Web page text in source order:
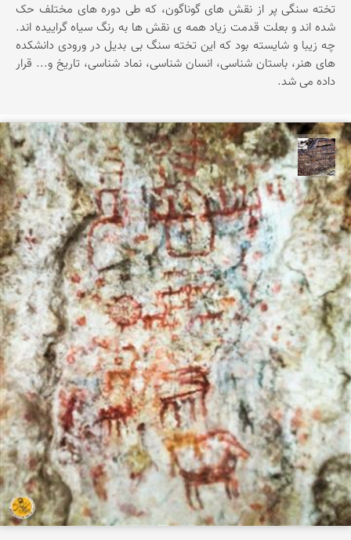
تخته سنگی پر از نقش های گوناگون، که طی دوره های مختلف حک
شده اند و بعلت قدمت زیاد همه ی نقش ها به رنگ سیاه گراییده اند.
چه زیبا و شایسته بود که این تخته سنگ بی بدیل در ورودی دانشکده
های هنر، باستان شناسی، انسان شناسی، نماد شناسی، تاریخ و... قرار
داده می شد.
محمد ناصری فرد